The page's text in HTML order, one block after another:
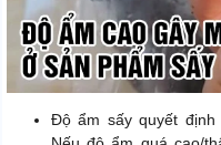
Độ ẩm sấy quyết định